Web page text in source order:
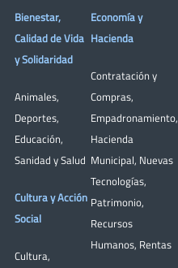
Bienestar,
Calidad de Vida
y Solidaridad
Animales,
Deportes,
Educación,
Sanidad y Salud
Cultura y Acción
Social
Cultura,
Economía y
Hacienda
Contratación y
Compras,
Empadronamiento,
Hacienda
Municipal, Nuevas
Tecnologías,
Patrimonio,
Recursos
Humanos, Rentas